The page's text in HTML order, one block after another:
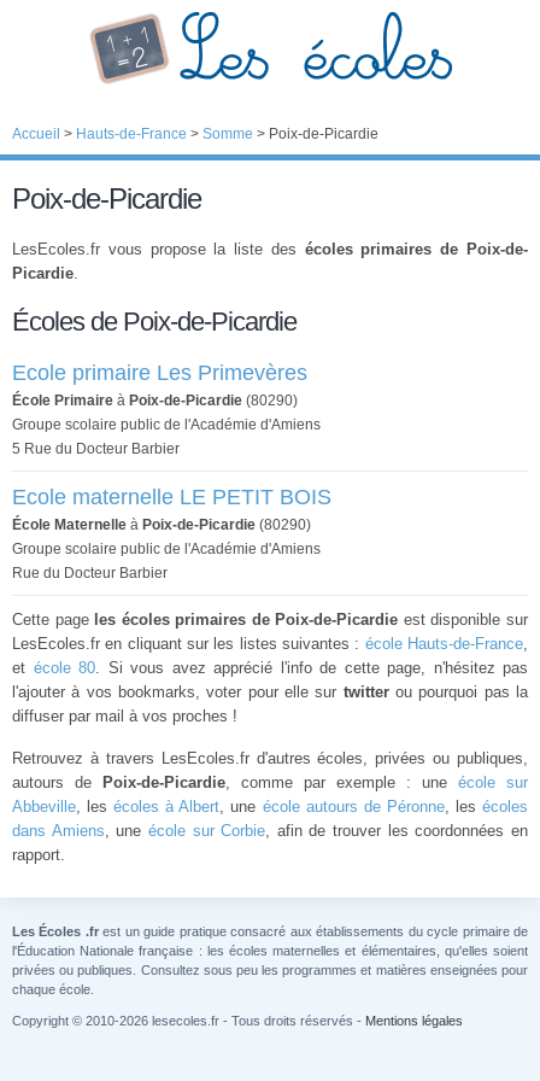
Accueil > Hauts-de-France > Somme > Poix-de-Picardie
Poix-de-Picardie
LesEcoles.fr vous propose la liste des écoles primaires de Poix-de-
Picardie.
Écoles de Poix-de-Picardie
Ecole primaire Les Primevères
École Primaire à Poix-de-Picardie (80290)
Groupe scolaire public de l'Académie d'Amiens
5 Rue du Docteur Barbier
Ecole maternelle LE PETIT BOIS
École Maternelle à Poix-de-Picardie (80290)
Groupe scolaire public de l'Académie d'Amiens
Rue du Docteur Barbier
Cette page les écoles primaires de Poix-de-Picardie est disponible sur
LesEcoles.fr en cliquant sur les listes suivantes : école Hauts-de-France,
et école 80. Si vous avez apprécié l'info de cette page, n'hésitez pas
l'ajouter à vos bookmarks, voter pour elle sur twitterou pourquoi pas la
diffuser par mail à vos proches !
Retrouvez à travers LesEcoles.fr d'autres écoles, privées ou publiques,
autours de
Poix-de-Picardie, comme par exemple : une école sur
Abbeville, lesécoles à Albert, une école autours de Péronne, lesécoles
dans Amiens, une école sur Corbie, afin de trouver les coordonnées en
rapport.
Les Écoles .frest un guide pratique consacré aux établissements du cycle primaire de
l'Éducation Nationale française : les écoles maternelles et élémentaires, qu'elles soient
privées ou publiques. Consultez sous peu les programmes et matières enseignées pour
chaque école.
Copyright © 2010-2026 lesecoles.fr - Tous droits réservés - Mentions légales